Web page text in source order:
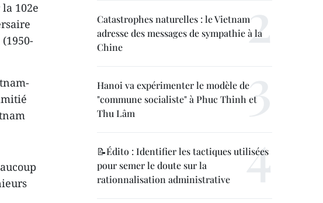
102e
Catastrophes naturelles : le Vietnam
adresse des messages de sympathie à la
Chine
Hanoi va expérimenter le modèle de
"commune socialiste" à Phuc Thinh et
Thu Lâm
📝Édito : Identifier les tactiques utilisées
pour semer le doute sur la
rationnalisation administrative